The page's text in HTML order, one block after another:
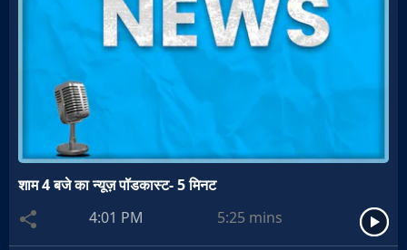
शाम 4 बजे का न्यूज़ पॉडकास्ट- 5 मिनट
4:01 PM
5:25 mins